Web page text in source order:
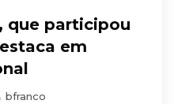
que participou
em
bfranco